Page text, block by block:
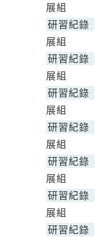
展組
研習紀錄
展組
研習紀錄
展組
研習紀錄
展組
研習紀錄
展組
研習紀錄
展組
研習紀錄
展組
研習紀錄